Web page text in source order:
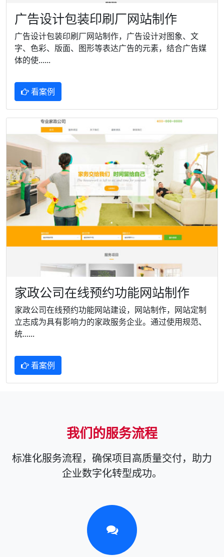
广告设计包装印刷厂网站制作
广告设计包装印刷厂网站制作，广告设计对图象、文
字、色彩、版面、图形等表达广告的元素，结合广告媒
体的使......
看案例
家政公司在线预约功能网站制作
家政公司在线预约功能网站建设，网站制作，网站定制
立志成为具有影响力的家政服务企业。通过使用规范、
统......
看案例
我们的服务流程
标准化服务流程，确保项目高质量交付，助力
企业数字化转型成功。